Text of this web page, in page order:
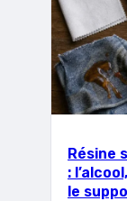
Résine
:
le